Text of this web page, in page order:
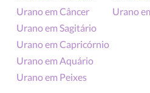
Urano em Câncer
Urano
Urano em Sagitário
Urano em Capricórnio
Urano em Aquário
Urano em Peixes